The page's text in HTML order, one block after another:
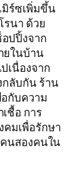
มิร์ซเพิ่มขึ้น
รนา ด้วย
ปปิ้งจาก
ยในบ้าน
เนื่องจาก
กลับกัน ร้าน
กับความ
ชื้อ การ
มเพื่อรักษา
นสองคนใน